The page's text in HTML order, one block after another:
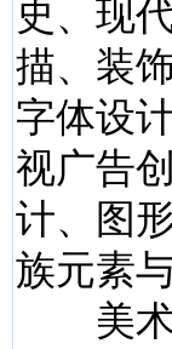
史、现
描、装
字体设
视广告
计、图
族元素
美术